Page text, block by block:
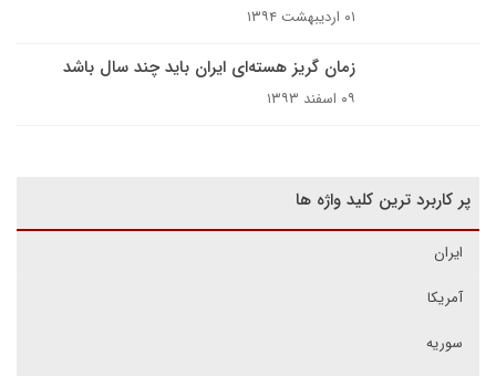
۰۱ اردیبهشت ۱۳۹۴
زمان گریز هسته‌ای ایران باید چند سال باشد
۰۹ اسفند ۱۳۹۳
پر کاربرد ترین کلید واژه ها
ایران
آمریکا
سوریه